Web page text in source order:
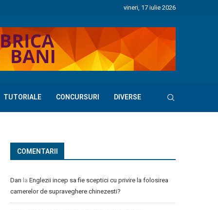
vineri, 17 iulie 2026
TUTORIALE CONCURSURI DIVERSE
COMENTARII
Dan la Englezii incep sa fie sceptici cu privire la folosirea
camerelor de supraveghere chinezesti?